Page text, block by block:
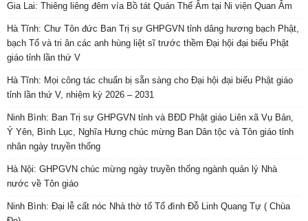
Gia Lai: Thiêng liêng đêm vía Bồ tát Quán Thế Âm tại Ni viện Quan Âm
Hà Tĩnh: Chư Tôn đức Ban Trị sự GHPGVN tỉnh dâng hương bạch Phật,
bạch Tổ và tri ân các anh hùng liệt sĩ trước thềm Đại hội đại biểu Phật
giáo tỉnh lần thứ V
Hà Tĩnh: Mọi công tác chuẩn bị sẵn sàng cho Đại hội đại biểu Phật giáo
tỉnh lần thứ V, nhiệm kỳ 2026 – 2031
Ninh Bình: Ban Trị sự GHPGVN tỉnh và BĐD Phật giáo Liên xã Vụ Bản,
Ý Yên, Bình Lục, Nghĩa Hưng chúc mừng Ban Dân tộc và Tôn giáo tỉnh
nhân ngày truyền thống
Hà Nội: GHPGVN chúc mừng ngày truyền thống ngành quản lý Nhà
nước về Tôn giáo
Ninh Bình: Đại lễ cất nóc Nhà thờ tổ Tổ đình Đỗ Linh Quang Tự ( Chùa